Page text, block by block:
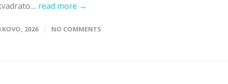
read more →
KOVO, 2026 NO COMMENTS